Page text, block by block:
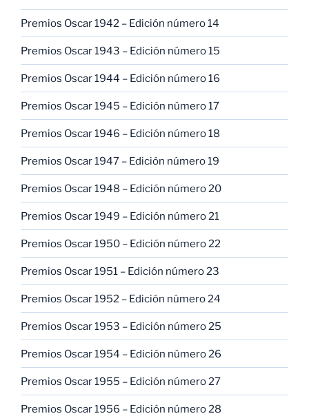
Premios Oscar 1942 – Edición número 14
Premios Oscar 1943 – Edición número 15
Premios Oscar 1944 – Edición número 16
Premios Oscar 1945 – Edición número 17
Premios Oscar 1946 – Edición número 18
Premios Oscar 1947 – Edición número 19
Premios Oscar 1948 – Edición número 20
Premios Oscar 1949 – Edición número 21
Premios Oscar 1950 – Edición número 22
Premios Oscar 1951 – Edición número 23
Premios Oscar 1952 – Edición número 24
Premios Oscar 1953 – Edición número 25
Premios Oscar 1954 – Edición número 26
Premios Oscar 1955 – Edición número 27
Premios Oscar 1956 – Edición número 28